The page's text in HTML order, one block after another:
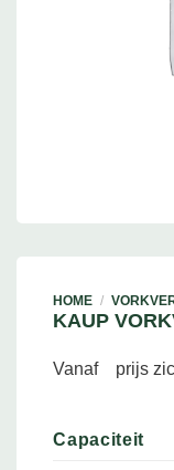
HOME /
KAUP
Vanaf prijs
Capaciteit